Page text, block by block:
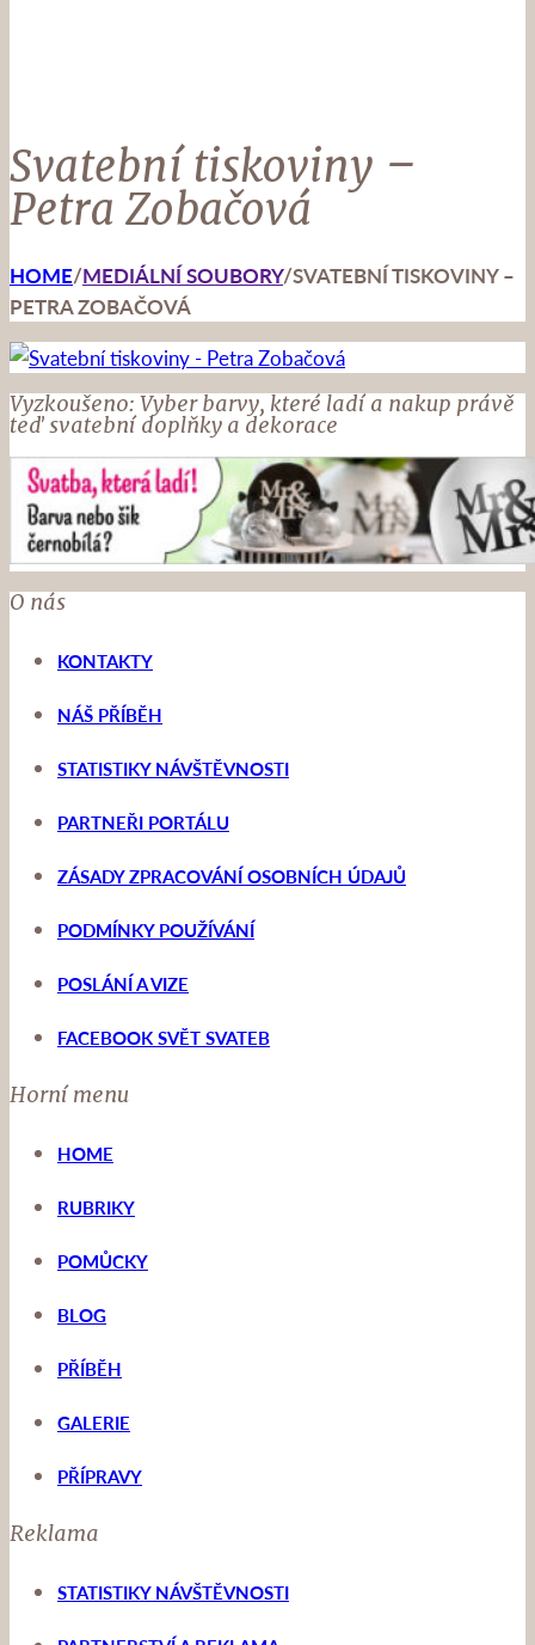
Svatební tiskoviny –
Petra Zobačová
HOME/MEDIÁLNÍ SOUBORY/SVATEBNÍ TISKOVINY –
PETRA ZOBAČOVÁ
Vyzkoušeno: Vyber barvy, které ladí a nakup právě
teď svatební doplňky a dekorace
O nás
KONTAKTY
NÁŠ PŘÍBĚH
STATISTIKY NÁVŠTĚVNOSTI
PARTNEŘI PORTÁLU
ZÁSADY ZPRACOVÁNÍ OSOBNÍCH ÚDAJŮ
PODMÍNKY POUŽÍVÁNÍ
POSLÁNÍ A VIZE
FACEBOOK SVĚT SVATEB
Horní menu
HOME
RUBRIKY
POMŮCKY
BLOG
PŘÍBĚH
GALERIE
PŘÍPRAVY
Reklama
STATISTIKY NÁVŠTĚVNOSTI